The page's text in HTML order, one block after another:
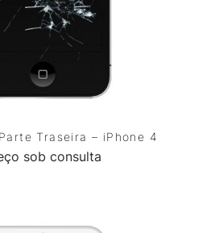
Traseira – iPhone 4
sob consulta